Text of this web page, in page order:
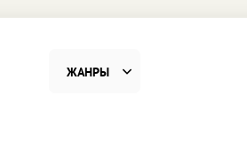
ЖАНРЫ